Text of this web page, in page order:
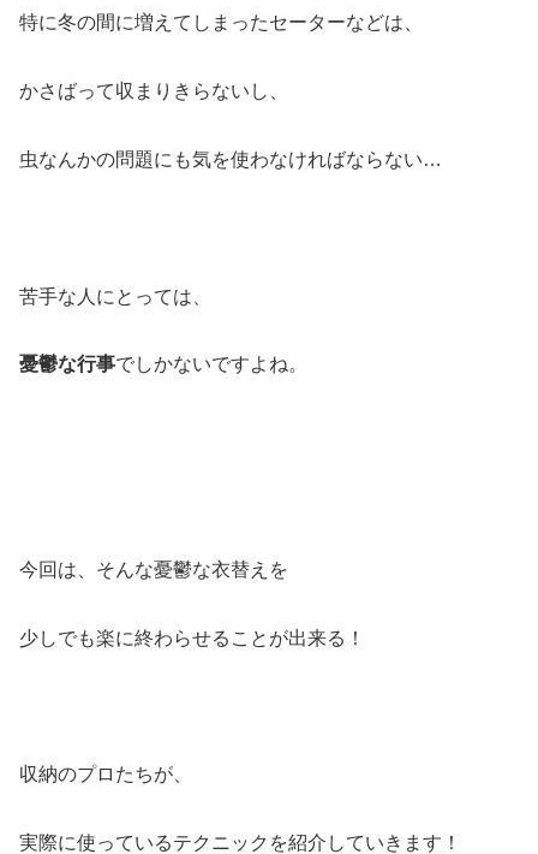
特に冬の間に増えてしまったセーターなどは、
かさばって収まりきらないし、
虫なんかの問題にも気を使わなければならない…
苦手な人にとっては、
憂鬱な行事でしかないですよね。
今回は、そんな憂鬱な衣替えを
少しでも楽に終わらせることが出来る！
収納のプロたちが、
実際に使っているテクニックを紹介していきます！